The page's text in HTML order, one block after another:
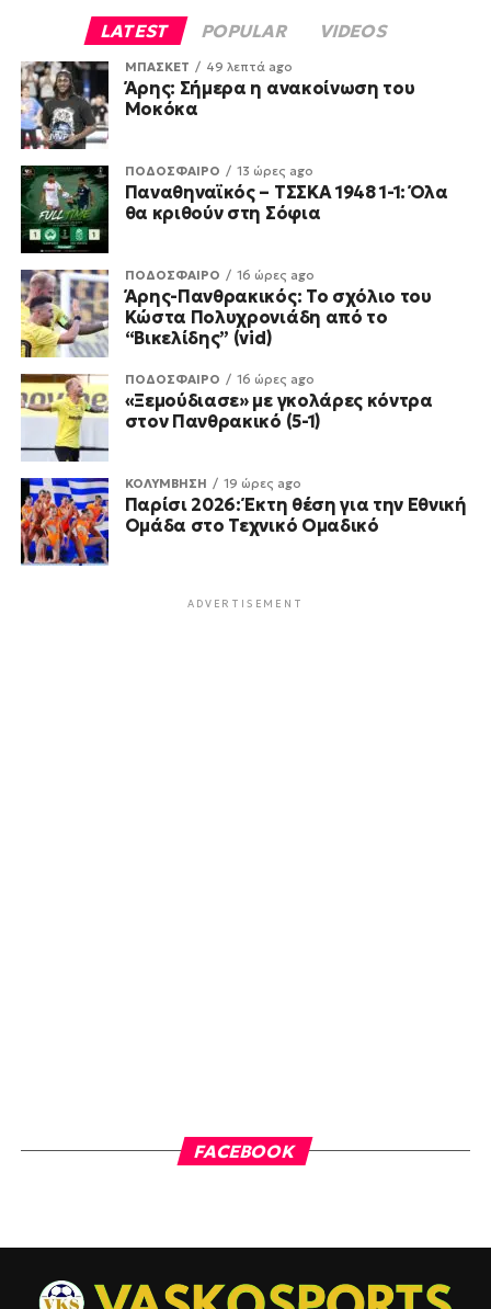
LATEST POPULAR VIDEOS
ΜΠΑΣΚΕΤ 49 λεπτά ago
Άρης: Σήμερα η ανακοίνωση του
Μοκόκα
ΠΟΔΟΣΦΑΙΡΟ 13 ώρες ago
Παναθηναϊκός – ΤΣΣΚΑ 1948 1-1: Όλα
θα κριθούν στη Σόφια
ΠΟΔΟΣΦΑΙΡΟ 16 ώρες ago
Άρης-Πανθρακικός: Το σχόλιο του
Κώστα Πολυχρονιάδη από το
“Βικελίδης” (vid)
ΠΟΔΟΣΦΑΙΡΟ 16 ώρες ago
«Ξεμούδιασε» με γκολάρες κόντρα
στον Πανθρακικό (5-1)
ΚΟΛΥΜΒΗΣΗ 19 ώρες ago
Παρίσι 2026: Έκτη θέση για την Εθνική
Ομάδα στο Τεχνικό Ομαδικό
ADVERTISEMENT
FACEBOOK